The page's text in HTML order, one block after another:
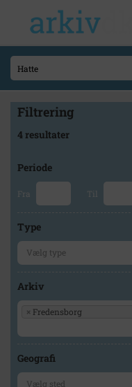
Filtrering
4 resultater
Periode
Fra Til
Type
Arkiv
× Fredensborg
Geografi